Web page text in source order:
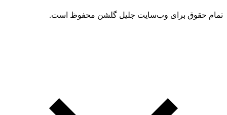
تمام حقوق برای وب‌سایت جلیل گلشن محفوظ است.